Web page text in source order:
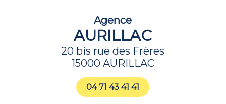
Agence
AURILLAC
20 bis rue des Frères
15000 AURILLAC
04 71 43 41 41